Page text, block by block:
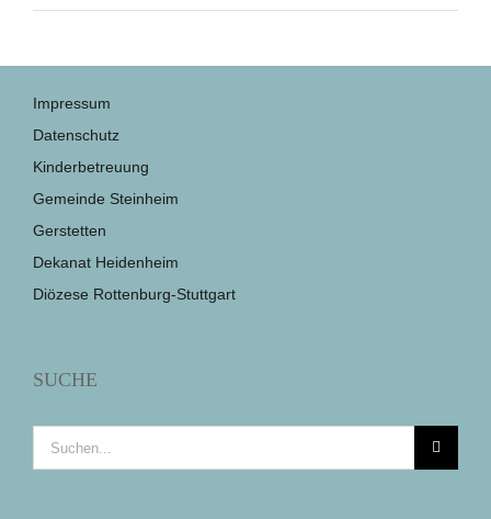
Impressum
Datenschutz
Kinderbetreuung
Gemeinde Steinheim
Gerstetten
Dekanat Heidenheim
Diözese Rottenburg-Stuttgart
SUCHE
Suche
nach: